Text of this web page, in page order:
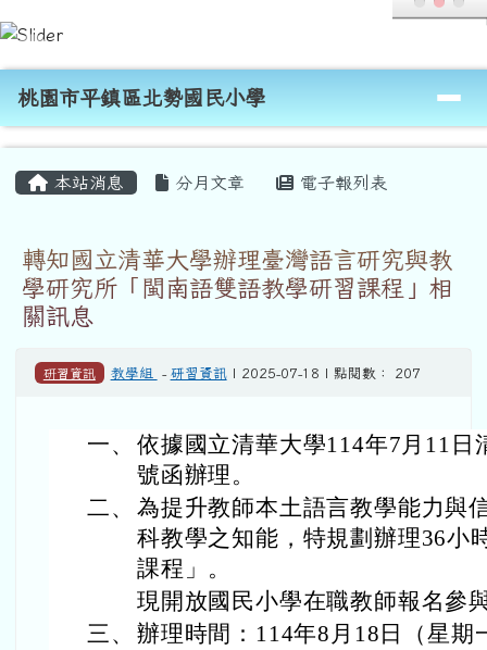
跳至主內容區
桃園市平鎮區北勢國民小學
導覽列
桃園市平鎮區北勢國民小學
本站消息 分月文章 電子報列表
轉知國立清華大學辦理臺灣語言研究與教
學研究所「閩南語雙語教學研習課程」相
關訊息
研習資訊 教學組 - 研習資訊| 2025-07-18 | 點閱數： 207
一、 依據國立清華大學114年7月11日
號函辦理。
二、 為提升教師本土語言教學能力與
科教學之知能，特規劃辦理36小
課程」。
現開放國民小學在職教師報名參
三、 辦理時間：114年8月18日（星期